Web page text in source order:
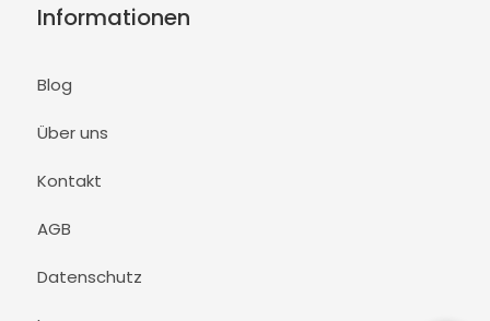
Informationen
Blog
Über uns
Kontakt
AGB
Datenschutz